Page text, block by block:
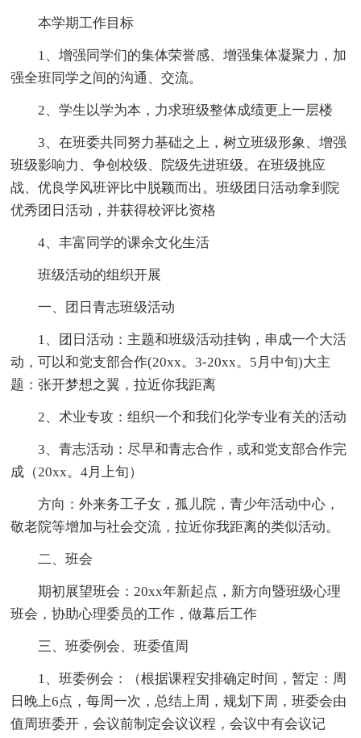
本学期工作目标
1、增强同学们的集体荣誉感、增强集体凝聚力，加
强全班同学之间的沟通、交流。
2、学生以学为本，力求班级整体成绩更上一层楼
3、在班委共同努力基础之上，树立班级形象、增强
班级影响力、争创校级、院级先进班级。在班级挑应
战、优良学风班评比中脱颖而出。班级团日活动拿到院
优秀团日活动，并获得校评比资格
4、丰富同学的课余文化生活
班级活动的组织开展
一、团日青志班级活动
1、团日活动：主题和班级活动挂钩，串成一个大活
动，可以和党支部合作(20xx。3-20xx。5月中旬)大主
题：张开梦想之翼，拉近你我距离
2、术业专攻：组织一个和我们化学专业有关的活动
3、青志活动：尽早和青志合作，或和党支部合作完
成（20xx。4月上旬）
方向：外来务工子女，孤儿院，青少年活动中心，
敬老院等增加与社会交流，拉近你我距离的类似活动。
二、班会
期初展望班会：20xx年新起点，新方向暨班级心理
班会，协助心理委员的工作，做幕后工作
三、班委例会、班委值周
1、班委例会：（根据课程安排确定时间，暂定：周
日晚上6点，每周一次，总结上周，规划下周，班委会由
值周班委开，会议前制定会议议程，会议中有会议记